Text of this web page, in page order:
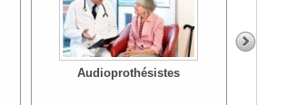
Audioprothésistes